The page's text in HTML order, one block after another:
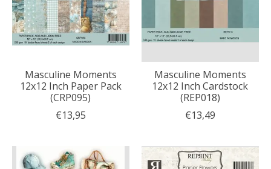
Masculine Moments
12x12 Inch Paper Pack
(CRP095)
€13,95
Masculine Moments
12x12 Inch Cardstock
(REP018)
€13,49